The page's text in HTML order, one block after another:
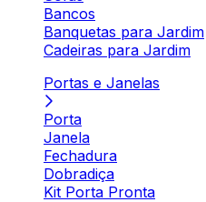
Bancos
Banquetas para Jardim
Cadeiras para Jardim
Portas e Janelas
Porta
Janela
Fechadura
Dobradiça
Kit Porta Pronta